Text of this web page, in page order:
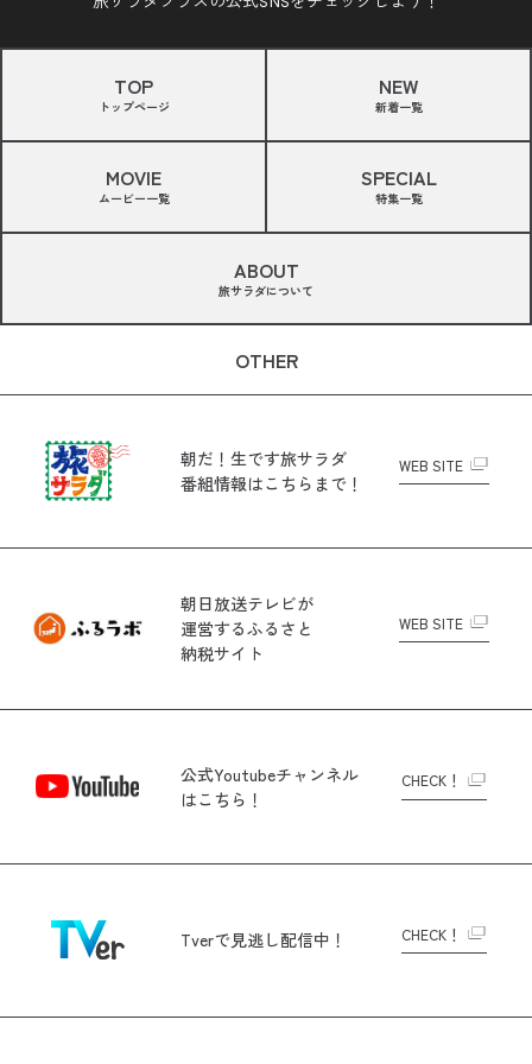
TOP
トップページ
NEW
新着一覧
MOVIE
ムービー一覧
SPECIAL
特集一覧
ABOUT
旅サラダについて
OTHER
朝だ！生です旅サラダ
番組情報はこちらまで！
WEB SITE
朝日放送テレビが
運営するふるさと
納税サイト
WEB SITE
公式Youtubeチャンネル
はこちら！
CHECK！
Tverで見逃し配信中！ CHECK！